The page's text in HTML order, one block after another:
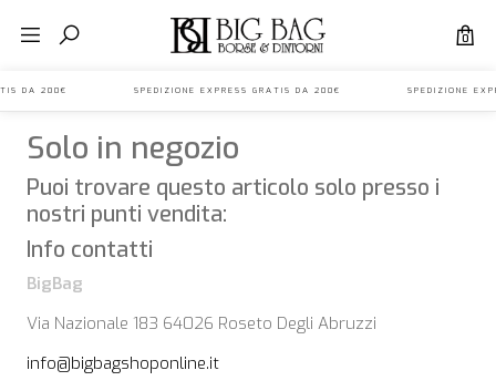
0
GRATIS DA 200€ SPEDIZIONE EXPRESS GRATIS DA 200€
Solo in negozio
Puoi trovare questo articolo solo presso i
nostri punti vendita:
Info contatti
BigBag
Via Nazionale 183 64026 Roseto Degli Abruzzi
info@bigbagshoponline.it